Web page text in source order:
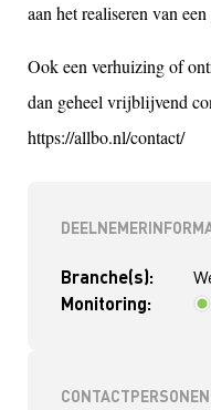
Branche(s):
Monitoring:
CONTACTPERSONEN
aan het realiseren van
Ook een verhuizing of
dan geheel vrijblijvend
https://allbo.nl/contact/